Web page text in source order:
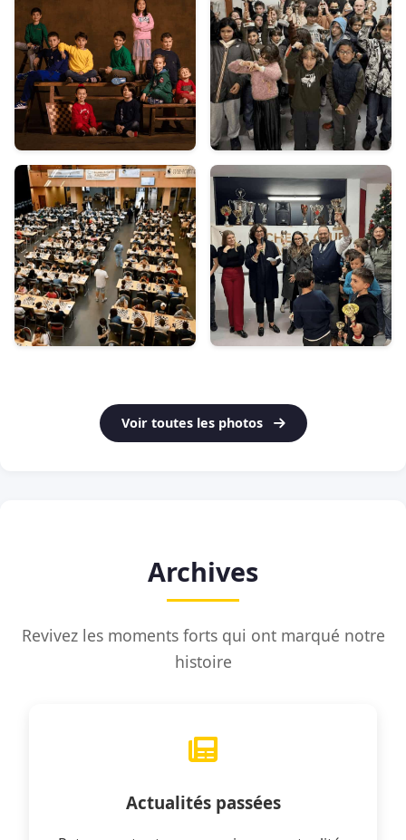
Voir toutes les photos
Archives
Revivez les moments forts qui ont marqué notre
histoire
Actualités passées